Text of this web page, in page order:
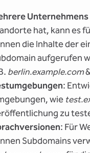
hat, kann es
die Inhalte der
aufgerufen
berlin.example.com
:
wie
zu
: Für
Subdomains